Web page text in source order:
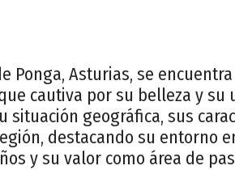
Ponga, Asturias, se
cautiva por su belleza y su
situación geográfica, sus
destacando su entorno
y su valor como área de